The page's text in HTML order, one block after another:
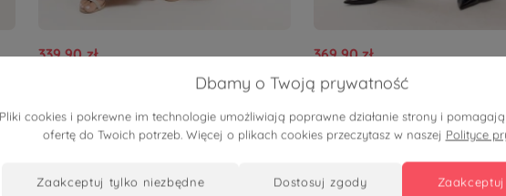
339,90 zł
Elegancki komplet damski
spodnie z lurexu | PLUS SIZE
369,90 zł
Czarny komplet bambusowy
tuniką PLUS SIZE XXL
Dbamy o Twoją prywatność
Pliki cookies i pokrewne im technologie umożliwiają poprawne działanie strony i
ofertę do Twoich potrzeb. Więcej o plikach cookies przeczytasz w naszej Polityce
zaakceptuj tylko niezbędne dostosuj zgody